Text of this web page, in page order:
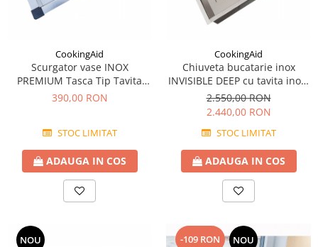
CookingAid
Scurgator vase INOX
PREMIUM Tasca Tip Tavita
Perforata pentru chiuveta
390,00 RON
STOC LIMITAT
ADAUGA IN COS
CookingAid
Chiuveta bucatarie inox
INVISIBLE DEEP cu tavita inox,
dozator detergent + accesorii
montaj
2.550,00 RON
2.440,00 RON
STOC LIMITAT
ADAUGA IN COS
NOU -109 RON NOU